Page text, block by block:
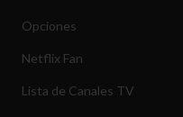
Opciones
Netflix Fan
Lista de Canales TV